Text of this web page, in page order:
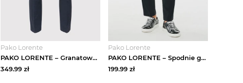
Pako Lorente
PAKO LORENTE – Granatowe spodnie garniturowe w subtelną kratę
349.99 zł
Pako Lorente
PAKO LORENTE – Spodnie garniturowe w kolorze czarnym
199.99 zł